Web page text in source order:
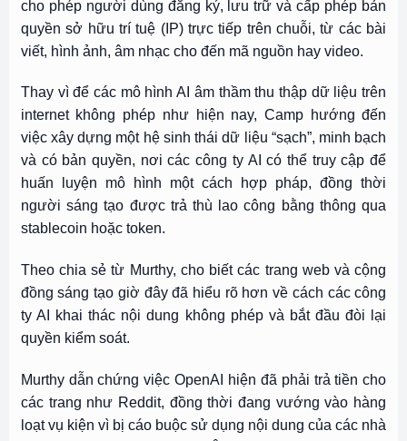
cho phép người dùng đăng ký, lưu trữ và cấp phép bản
quyền sở hữu trí tuệ (IP) trực tiếp trên chuỗi, từ các bài
viết, hình ảnh, âm nhạc cho đến mã nguồn hay video.
Thay vì để các mô hình AI âm thầm thu thập dữ liệu trên
internet không phép như hiện nay, Camp hướng đến
việc xây dựng một hệ sinh thái dữ liệu “sạch”, minh bạch
và có bản quyền, nơi các công ty AI có thể truy cập để
huấn luyện mô hình một cách hợp pháp, đồng thời
người sáng tạo được trả thù lao công bằng thông qua
stablecoin hoặc token.
Theo chia sẻ từ Murthy, cho biết các trang web và cộng
đồng sáng tạo giờ đây đã hiểu rõ hơn về cách các công
ty AI khai thác nội dung không phép và bắt đầu đòi lại
quyền kiểm soát.
Murthy dẫn chứng việc OpenAI hiện đã phải trả tiền cho
các trang như Reddit, đồng thời đang vướng vào hàng
loạt vụ kiện vì bị cáo buộc sử dụng nội dung của các nhà